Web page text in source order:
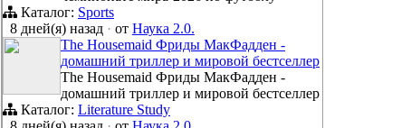
Каталог: Sports
8 дней(я) назад · от Наука 2.0.
The Housemaid Фриды МакФадден -
домашний триллер и мировой бестселлер
The Housemaid Фриды МакФадден -
домашний триллер и мировой бестселлер
Каталог: Literature Study